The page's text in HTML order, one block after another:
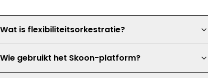
Wat is flexibiliteitsorkestratie?
Wie gebruikt het Skoon-platform?